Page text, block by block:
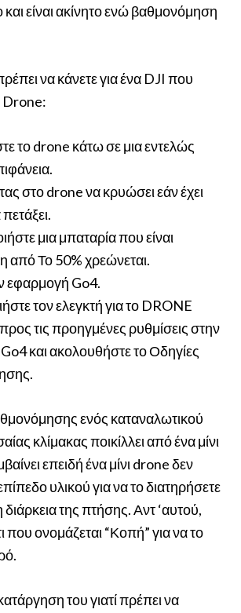
και είναι ακίνητο ενώ βαθμονόμηση
να κάνετε για ένα DJI που
Drone:
το drone κάτω σε μια εντελώς
στο drone να κρυώσει εάν έχει
μια μπαταρία που είναι
από Το 50% χρεώνεται.
εφαρμογή Go4.
τον ελεγκτή για το DRONE
τις προηγμένες ρυθμίσεις στην
και ακολουθήστε το Οδηγίες
ενός καταναλωτικού
κλίμακας ποικίλλει από ένα μίνι
επειδή ένα μίνι drone δεν
υλικού για να το διατηρήσετε
της πτήσης. Αντ ‘αυτού,
που ονομάζεται “Κοπή” για να το
του γιατί πρέπει να